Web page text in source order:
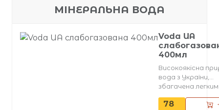
МІНЕРАЛЬНА ВОДА
Voda UA
400мл
Високоякісна
вода з України,
збагачена
газу для м'якої
Має чистий,
78